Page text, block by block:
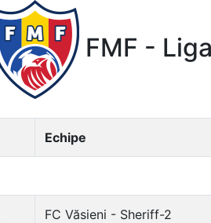
FMF -
Echipe
FC Văsieni - Sheriff-2